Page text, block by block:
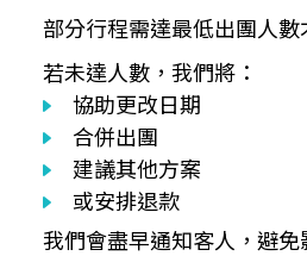
部分行程需達最低出團人數
若未達人數，我們將：
協助更改日期
合併出團
建議其他方案
或安排退款
我們會盡早通知客人，避免